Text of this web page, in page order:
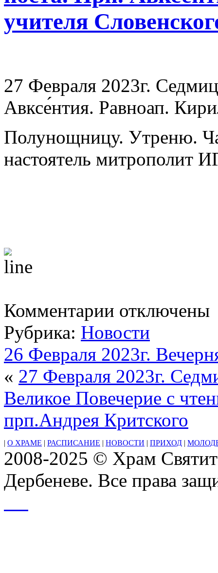
учителя
27 Февраля 2023г.
Авксе́нтия. Равноап.
Полунощницу. Утреню.
настоятель митрополит
Комментарии записи
Февраля
2023г.
Седмица
1-
я
Великого
поста.
Авксе́нтия.
Равноап.
Кирилла,
учителя
отключены
Рубрика: Новости
26 Февраля 2023г.
« 27 Февраля 2023г.
Великое Повечерие с
прп.Андрея Критского
| О ХРАМЕ | РАСПИСАНИЕ | НОВОСТИ | ПРИХОД |
2008-2025 © Храм
Дербеневе. Все права